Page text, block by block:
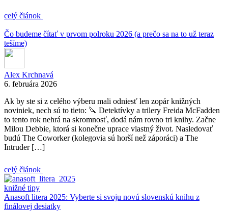
celý článok
Čo budeme čítať v prvom polroku 2026 (a prečo sa na to už teraz
tešíme)
Alex Krchnavá
6. februára 2026
Ak by ste si z celého výberu mali odniesť len zopár knižných
noviniek, nech sú to tieto: 🔪 Detektívky a trilery Freida McFadden
to tento rok nehrá na skromnosť, dodá nám rovno tri knihy. Začne
Milou Debbie, ktorá si konečne uprace vlastný život. Nasledovať
budú The Coworker (kolegovia sú horší než záporáci) a The
Intruder […]
celý článok
knižné tipy
Anasoft litera 2025: Vyberte si svoju novú slovenskú knihu z
finálovej desiatky